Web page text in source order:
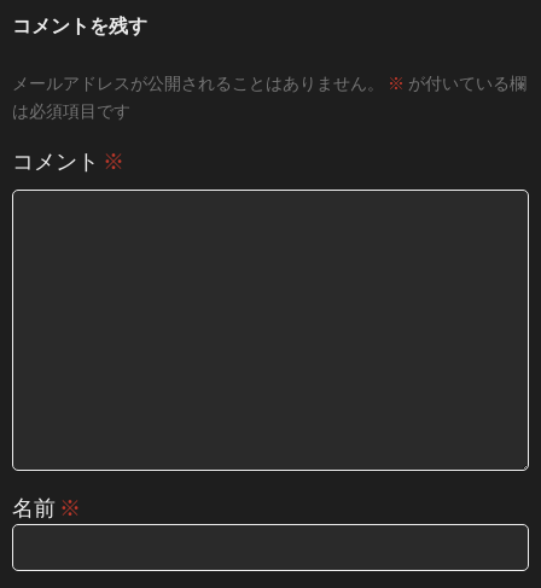
コメントを残す
メールアドレスが公開されることはありません。 ※ が付いている欄
は必須項目です
コメント ※
名前 ※